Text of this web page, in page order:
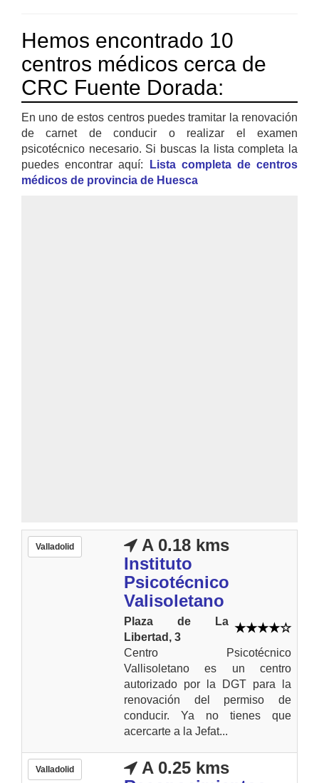
Hemos encontrado 10
centros médicos cerca de
CRC Fuente Dorada:
En uno de estos centros puedes tramitar la renovación
de carnet de conducir o realizar el examen
psicotécnico necesario. Si buscas la lista completa la
puedes encontrar aquí:
Lista completa de centros
médicos de provincia de Huesca
Valladolid
A 0.18 kms
Instituto
Psicotécnico
Valisoletano
Plaza de La
Libertad, 3
Centro Psicotécnico
Vallisoletano es un centro
autorizado por la DGT para la
renovación del permiso de
conducir. Ya no tienes que
acercarte a la Jefat...
Valladolid
A 0.25 kms